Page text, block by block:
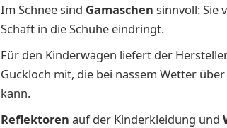
Im Schnee sind Gamaschen sinnvoll: Sie
Schaft in die Schuhe eindringt.
Für den Kin­der­wa­gen liefert der
Guckloch mit, die bei nassem Wetter
kann.
Reflektoren auf der Kinderkleidung und